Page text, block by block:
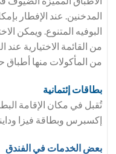
المدخنين. عند الإفطار
البوفيه المتنوع. ويمكن
من القائمة الاختيارية
من المأكولات منها أطباق
بطاقات إئتمانية
تُقبل في مكان الإقامة
إكسبرس وبطاقة فيزا
بعض الخدمات في الفندق